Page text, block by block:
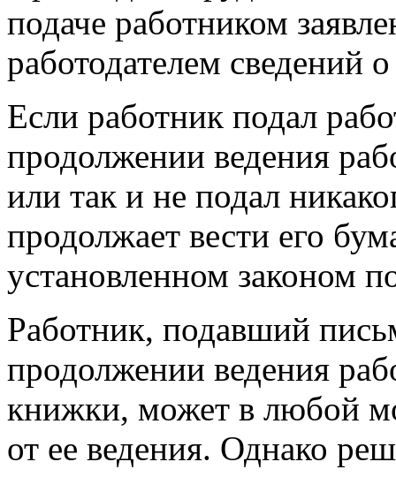
подаче работником
работодателем сведений
Если работник подал
продолжении ведения
или так и не подал
продолжает вести его
установленном законом
Работник, подавший
продолжении ведения
книжки, может в любой
от ее ведения. Однако